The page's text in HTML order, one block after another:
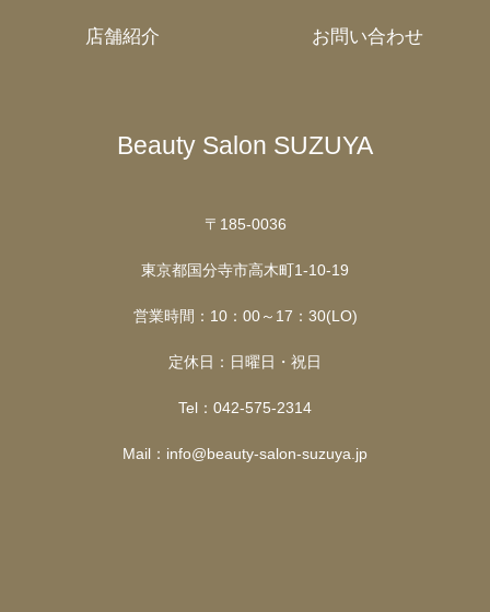
店舗紹介 お問い合わせ
Beauty Salon SUZUYA
〒185-0036
東京都国分寺市高木町1-10-19
営業時間：10：00～17：30(LO)
定休日：日曜日・祝日
Tel：042-575-2314
Mail：info@beauty-salon-suzuya.jp